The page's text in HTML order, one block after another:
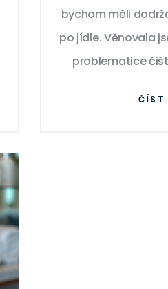
bychom měli
po jídle. Věnovala
problematice
ČÍST